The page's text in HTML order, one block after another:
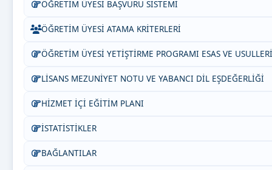
ÖĞRETİM ÜYESİ BAŞVURU SİSTEMİ
ÖĞRETİM ÜYESİ ATAMA KRİTERLERİ
ÖĞRETİM ÜYESİ YETİŞTİRME PROGRAMI ESAS VE USULLERİ
LİSANS MEZUNİYET NOTU VE YABANCI DİL EŞDEĞERLİĞİ
HİZMET İÇİ EĞİTİM PLANI
İSTATİSTİKLER
BAĞLANTILAR